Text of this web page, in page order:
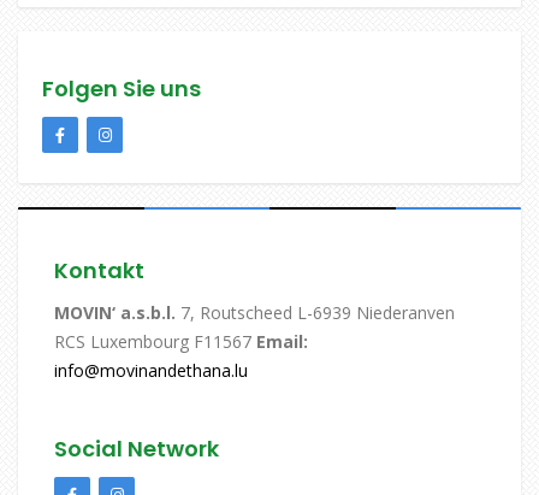
Folgen Sie uns
Kontakt
MOVIN‘ a.s.b.l. 7, Routscheed L-6939 Niederanven
RCS Luxembourg F11567 Email:
info@movinandethana.lu
Social Network